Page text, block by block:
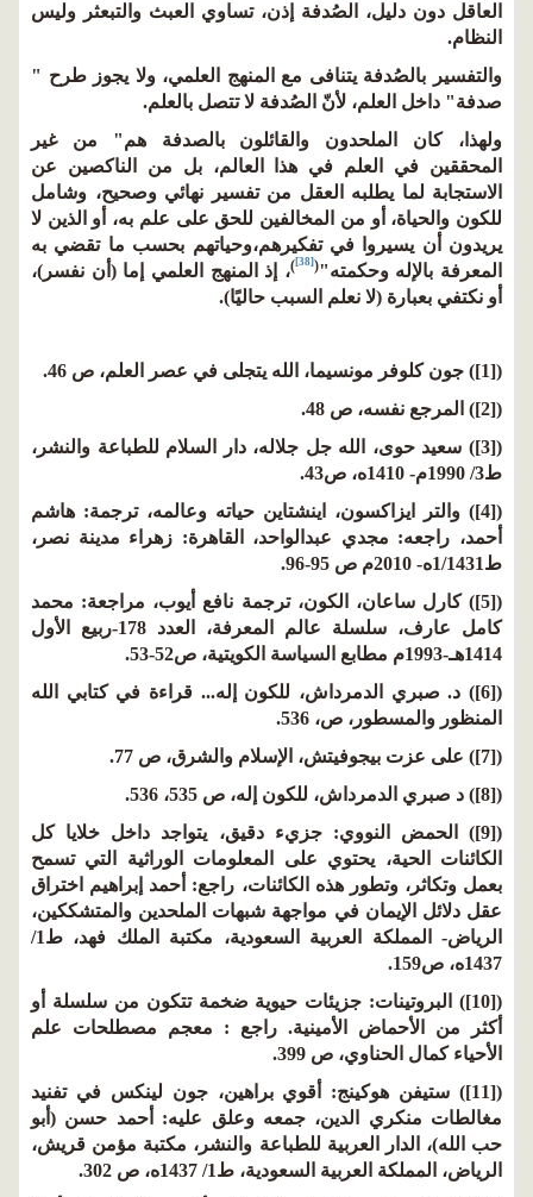
العاقل دون دليل، الصُدفة إذن، تساوي العبث والتبعثر وليس
النظام.
والتفسير بالصُدفة يتنافى مع المنهج العلمي، ولا يجوز طرح "
صدفة" داخل العلم، لأنّ الصُدفة لا تتصل بالعلم.
ولهذا، كان الملحدون والقائلون بالصدفة هم" من غير
المحققين في العلم في هذا العالم، بل من الناكصين عن
الاستجابة لما يطلبه العقل من تفسير نهائي وصحيح، وشامل
للكون والحياة، أو من المخالفين للحق على علم به، أو الذين لا
يريدون أن يسيروا في تفكيرهم،وحياتهم بحسب ما تقضي به
المعرفة بالإله وحكمته"(
[38]
)، إذ المنهج العلمي إما (أن نفسر)،
أو نكتفي بعبارة (لا نعلم السبب حاليًا).
([1]) جون كلوفر مونسيما، الله يتجلى في عصر العلم، ص 46.
([2]) المرجع نفسه، ص 48.
([3]) سعيد حوى، الله جل جلاله، دار السلام للطباعة والنشر،
ط3/ 1990م- 1410ه، ص43.
([4]) والتر ايزاكسون، اينشتاين حياته وعالمه، ترجمة: هاشم
أحمد، راجعه: مجدي عبدالواحد، القاهرة: زهراء مدينة نصر،
ط1/1431ه- 2010م ص 95-96.
([5]) كارل ساعان، الكون، ترجمة نافع أيوب، مراجعة: محمد
كامل عارف، سلسلة عالم المعرفة، العدد 178-ربيع الأول
1414هـ-1993م مطابع السياسة الكويتية، ص52-53.
([6]) د. صبري الدمرداش، للكون إله... قراءة في كتابي الله
المنظور والمسطور، ص، 536.
([7]) على عزت بيجوفيتش، الإسلام والشرق، ص 77.
([8]) د صبري الدمرداش، للكون إله، ص 535، 536.
([9]) الحمض النووي: جزيء دقيق، يتواجد داخل خلايا كل
الكائنات الحية، يحتوي على المعلومات الوراثية التي تسمح
بعمل وتكاثر، وتطور هذه الكائنات، راجع: أحمد إبراهيم اختراق
عقل دلائل الإيمان في مواجهة شبهات الملحدين والمتشككين،
الرياض- المملكة العربية السعودية، مكتبة الملك فهد، ط1/
1437ه، ص159.
([10]) البروتينات: جزيئات حيوية ضخمة تتكون من سلسلة أو
أكثر من الأحماض الأمينية. راجع : معجم مصطلحات علم
الأحياء كمال الحناوي، ص 399.
([11]) ستيفن هوكينج: أقوي براهين، جون لينكس في تفنيد
مغالطات منكري الدين، جمعه وعلق عليه: أحمد حسن (أبو
حب الله)، الدار العربية للطباعة والنشر، مكتبة مؤمن قريش،
الرياض، المملكة العربية السعودية، ط1/ 1437ه، ص 302.